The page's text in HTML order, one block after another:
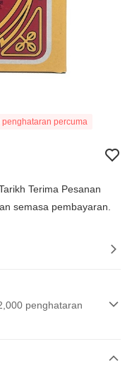
percuma
Terima Pesanan
semasa pembayaran.
penghataran